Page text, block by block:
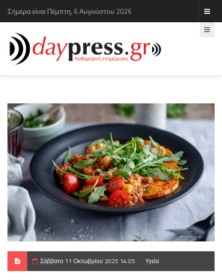
Σήμερα είναι Πέμπτη, 6 Αυγούστου 2026
Σάββατο 11 Οκτωβρίου 2025 14:05 Υγεία